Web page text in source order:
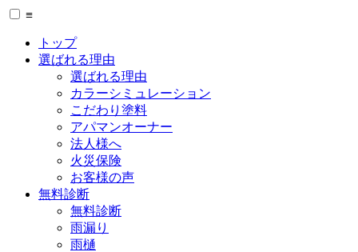
≡
トップ
選ばれる理由
選ばれる理由
カラーシミュレーション
こだわり塗料
アパマンオーナー
法人様へ
火災保険
お客様の声
無料診断
無料診断
雨漏り
雨樋